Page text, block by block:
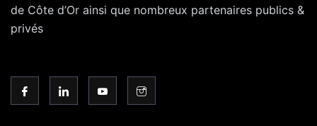
de Côte d’Or ainsi que nombreux partenaires publics &
privés